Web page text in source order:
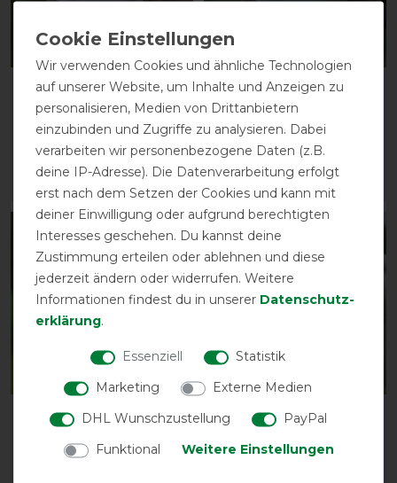
Busse Fliegenmaske
Twin Fit Flexi Plus
vorher 39,00 €
33,90 € *
ARTIKEL MERKEN
Busse Fliegenmaske
Twin Fit Flexi Plus
vorher 39,00 €
33,90 € *
ARTIKEL MERKEN
-13%
Busse Fliegenmaske
vorher 39,00 €
-13%
Busse Fliegenmaske
Wir verwenden Cookies und ähnliche Technologien
auf unserer Website, um Inhalte und Anzeigen zu
personalisieren, Medien von Drittanbietern
einzubinden und Zugriffe zu analysieren. Dabei
verarbeiten wir personenbezogene Daten (z.B.
deine IP-Adresse). Die Datenverarbeitung erfolgt
erst nach dem Setzen der Cookies und kann mit
deiner Einwilligung oder aufgrund berechtigten
Interesses geschehen. Du kannst deine
Zustimmung erteilen oder ablehnen und diese
jederzeit ändern oder widerrufen. Weitere
Informationen findest du in unserer Daten­schutz­
erklärung.
Essenziell
Statistik
Marketing
Externe Medien
DHL Wunschzustellung
PayPal
Funktional
Weitere Einstellungen